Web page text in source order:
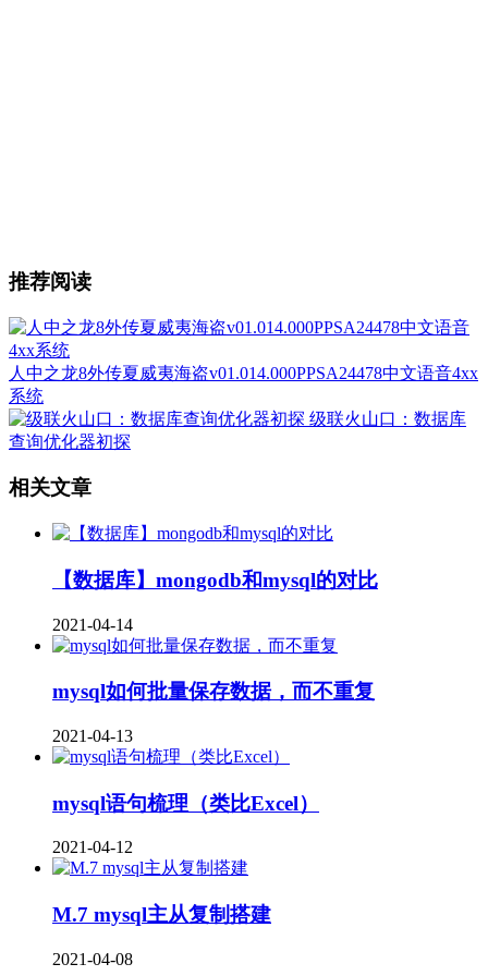
推荐阅读
人中之龙8外传夏威夷海盗v01.014.000PPSA24478中文语音4xx
系统
级联火山口：数据库
查询优化器初探
相关文章
【数据库】mongodb和mysql的对比
2021-04-14
mysql如何批量保存数据，而不重复
2021-04-13
mysql语句梳理（类比Excel）
2021-04-12
M.7 mysql主从复制搭建
2021-04-08